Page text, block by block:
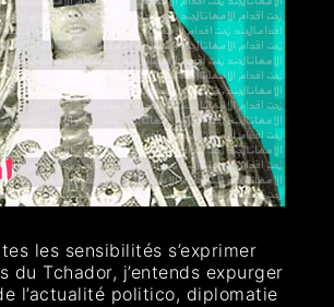
les sensibilités s’exprimer
du Tchador, j’entends expurger
l’actualité politico, diplomatie